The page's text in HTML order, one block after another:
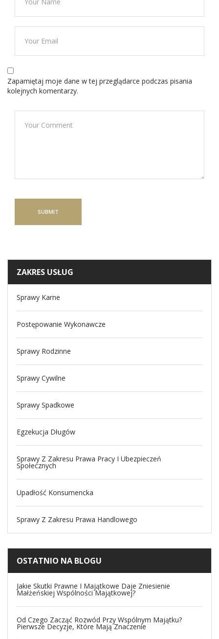
Zapamiętaj moje dane w tej przeglądarce podczas pisania
kolejnych komentarzy.
ZAKRES USŁUG
Sprawy Karne
Postępowanie Wykonawcze
Sprawy Rodzinne
Sprawy Cywilne
Sprawy Spadkowe
Egzekucja Długów
Sprawy Z Zakresu Prawa Pracy I Ubezpieczeń
Społecznych
Upadłość Konsumencka
Sprawy Z Zakresu Prawa Handlowego
OSTATNIO NA BLOGU
Jakie Skutki Prawne I Majątkowe Daje Zniesienie
Małżeńskiej Wspólności Majątkowej?
Od Czego Zacząć Rozwód Przy Wspólnym Majątku?
Pierwsze Decyzje, Które Mają Znaczenie